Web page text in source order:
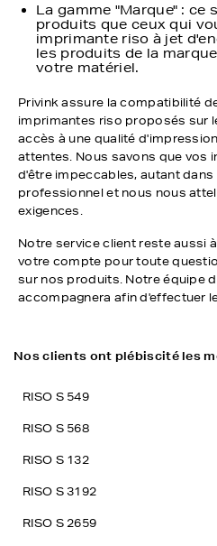
La gamme "Marque" : ce
produits que ceux qui
imprimante riso à jet
les produits de la
votre matériel.
Privink assure la compatibilité
imprimantes riso proposés sur
accès à une qualité
attentes. Nous savons que vos
d'être impeccables, autant dans
professionnel et nous nous
exigences.
Notre service client reste aussi
votre compte pour toute
sur nos produits. Notre équipe
accompagnera afin d'effectuer
Nos clients ont plébiscité les
RISO S 549
RISO S 568
RISO S 132
RISO S 3192
RISO S 2659